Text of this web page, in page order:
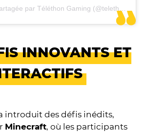
INNOVANTS ET
introduit des défis inédits,
Minecraft, où les participants